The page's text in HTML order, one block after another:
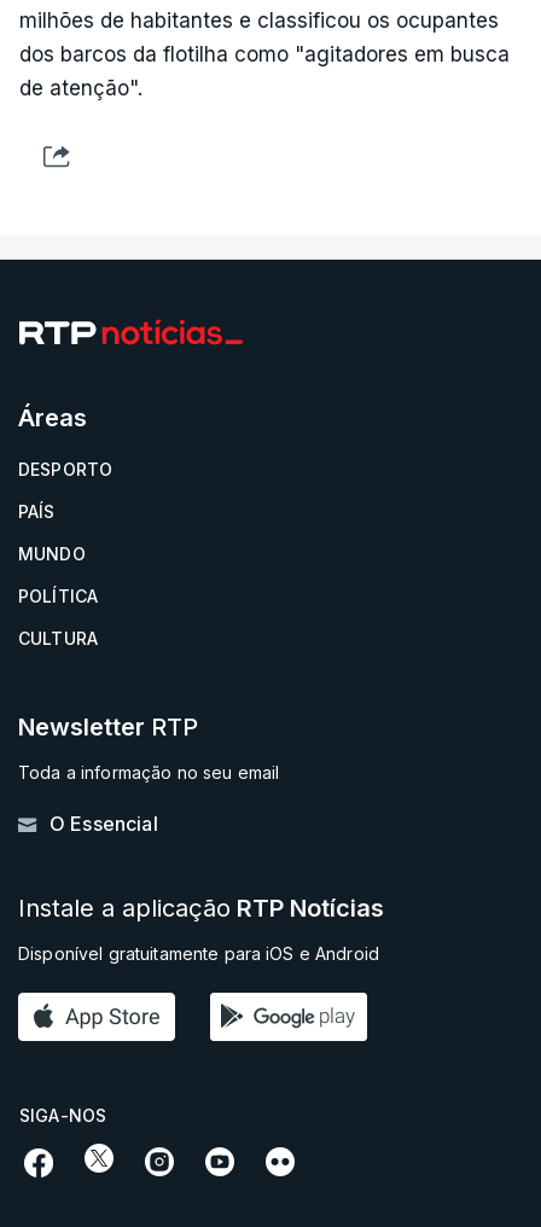
milhões de habitantes e classificou os ocupantes
dos barcos da flotilha como "agitadores em busca
de atenção".
Áreas
DESPORTO
PAÍS
MUNDO
POLÍTICA
CULTURA
Newsletter RTP
Toda a informação no seu email
O Essencial
Instale a aplicação RTP Notícias
Disponível gratuitamente para iOS e Android
SIGA-NOS